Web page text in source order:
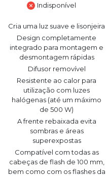
Indisponível
Cria uma luz suave e lisonjeira
Design completamente
integrado para montagem e
desmontagem rápidas
Difusor removível
Resistente ao calor para
utilização com luzes
halógenas (até um máximo
de 500 W)
A frente rebaixada evita
sombras e áreas
superexpostas
Compatível com todas as
cabeças de flash de 100 mm,
bem como com os flashes da